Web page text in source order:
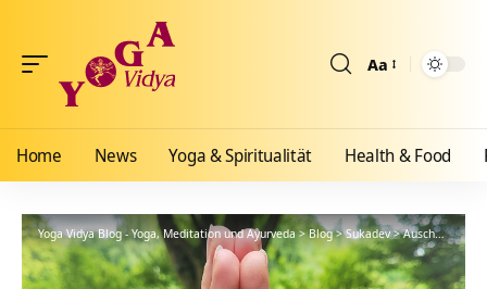
Aa
Home News Yoga & Spiritualität Health & Food
Yoga Vidya Blog - Yoga, Meditation und Ayurveda>Blog>Sukadev>Auschwitz, Holocaust und Yoga – Persönliches von Sukadev